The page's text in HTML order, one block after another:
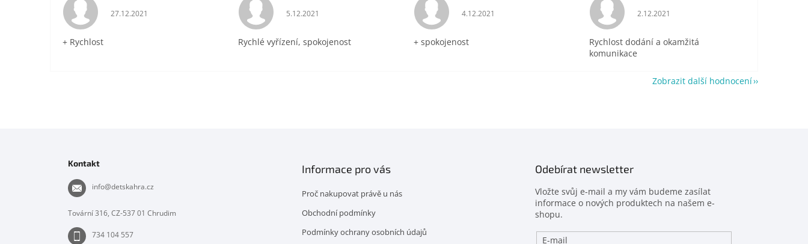
Hodnocení obchodu je 5 z 5 hvězdiček.
27.12.2021
+ Rychlost
Hodnocení obchodu je 5 z 5 hvězdiček.
5.12.2021
Rychlé vyřízení, spokojenost
Hodnocení obchodu je 5 z 5 hvězdiček.
4.12.2021
+ spokojenost
Hodnocení obchodu je 5 z 5 hvězdiček.
2.12.2021
Rychlost dodání a okamžitá
komunikace
Zobrazit další hodnocení
Kontakt
info@detskahra.cz
Tovární 316, CZ-537 01 Chrudim
734 104 557
Informace pro vás
Proč nakupovat právě u nás
Obchodní podmínky
Podmínky ochrany osobních údajů
Odebírat newsletter
Vložte svůj e-mail a my vám budeme zasílat
informace o nových produktech na našem e-
shopu.
E-mail